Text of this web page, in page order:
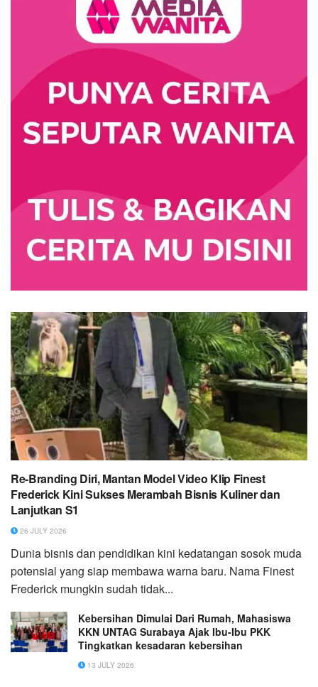
Re-Branding Diri, Mantan Model Video Klip Finest
Frederick Kini Sukses Merambah Bisnis Kuliner dan
Lanjutkan S1
26 JULY 2026
Dunia bisnis dan pendidikan kini kedatangan sosok muda
potensial yang siap membawa warna baru. Nama Finest
Frederick mungkin sudah tidak...
Kebersihan Dimulai Dari Rumah, Mahasiswa
KKN UNTAG Surabaya Ajak Ibu-Ibu PKK
Tingkatkan kesadaran kebersihan
13 JULY 2026